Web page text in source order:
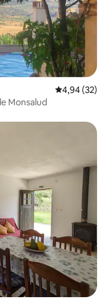
4,94 de uma
4,94 (32)
Monsalud